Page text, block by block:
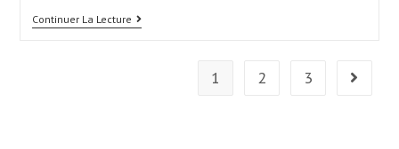
Continuer La Lecture2021
Une
1 2 3 Aller à